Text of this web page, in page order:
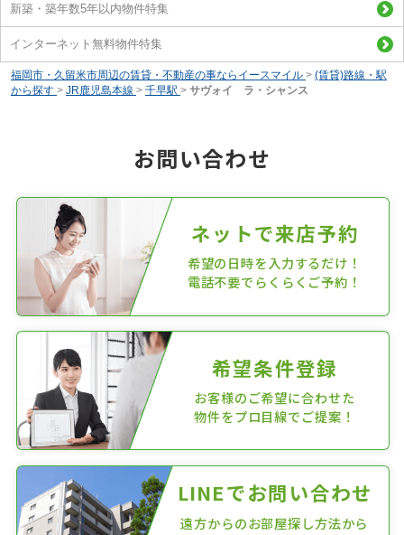
新築・築年数5年以内物件特集
インターネット無料物件特集
福岡市・久留米市周辺の賃貸・不動産の事ならイースマイル > (賃貸)路線・駅
から探す > JR鹿児島本線 > 千早駅 > サヴォイ ラ・シャンス
お問い合わせ
ネットで来店予約
希望の日時を入力するだけ！
電話不要でらくらくご予約！
希望条件登録
お客様のご希望に合わせた
物件をプロ目線でご提案！
LINEでお問い合わせ
遠方からのお部屋探し方法から